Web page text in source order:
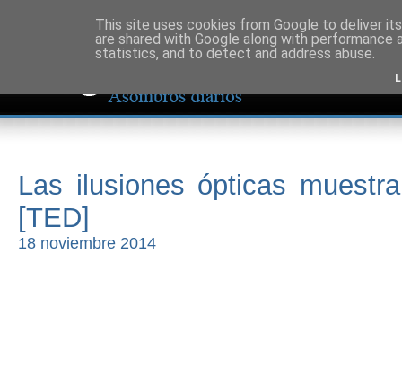
Las ilusiones ópticas
[TED]
18 noviembre 2014
This site uses cookies from Google to deliver
are shared with Google along with
statistics, and to detect and address abuse.